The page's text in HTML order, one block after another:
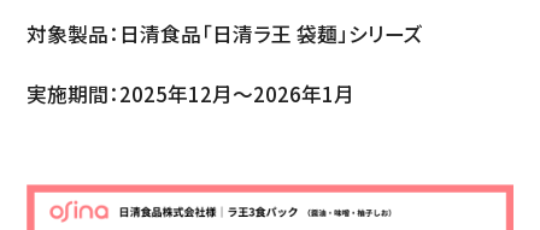
対象製品：日清食品「日清ラ王 袋麺」シリーズ
実施期間：2025年12月〜2026年1月